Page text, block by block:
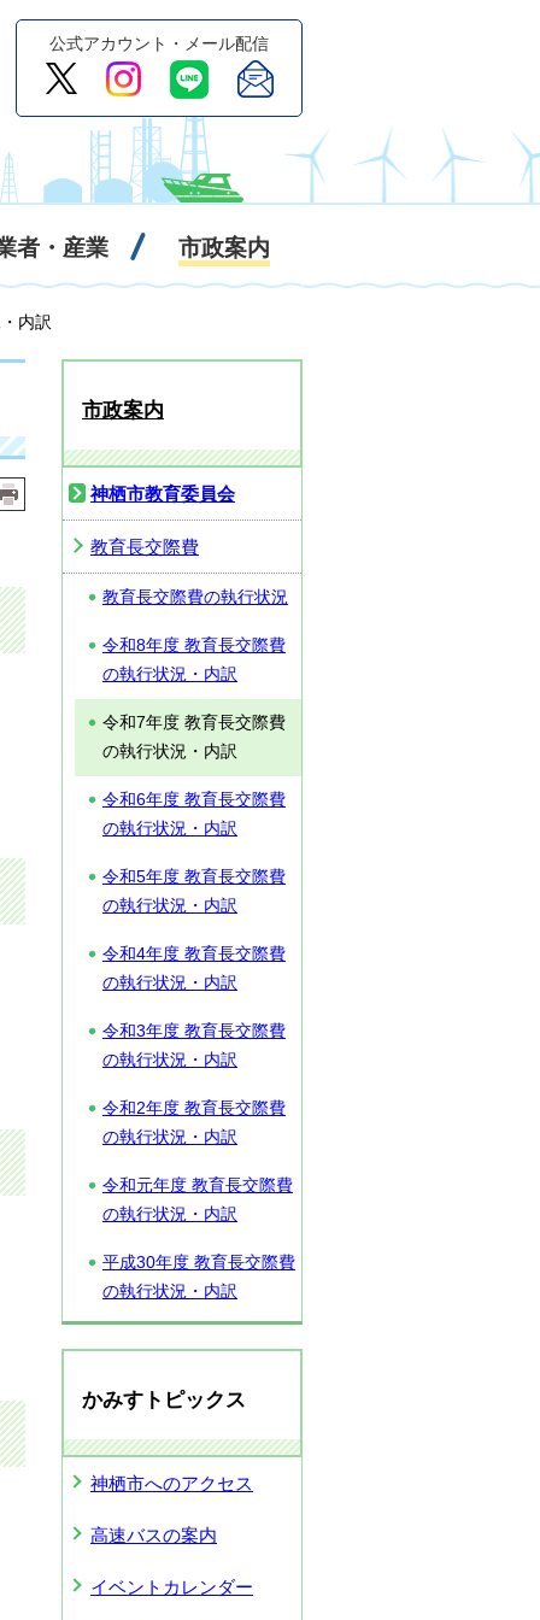
公式アカウント・メール配信
者・産業 市政案内
内訳
市政案内
神栖市教育委員会
教育長交際費
教育長交際費の執行状況
令和8年度 教育長交際費
の執行状況・内訳
令和7年度 教育長交際費
の執行状況・内訳
令和6年度 教育長交際費
の執行状況・内訳
令和5年度 教育長交際費
の執行状況・内訳
令和4年度 教育長交際費
の執行状況・内訳
令和3年度 教育長交際費
の執行状況・内訳
令和2年度 教育長交際費
の執行状況・内訳
令和元年度 教育長交際費
の執行状況・内訳
平成30年度 教育長交際費
の執行状況・内訳
かみすトピックス
神栖市へのアクセス
高速バスの案内
イベントカレンダー